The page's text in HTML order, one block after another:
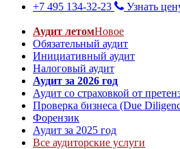
+7 495 134-32-23
Узнать
Аудит летомНовое
Обязательный аудит
Инициативный аудит
Налоговый аудит
Аудит за 2026 год
Аудит со страховкой от
Проверка бизнеса (Due
Форензик
Аудит за 2025 год
Все аудиторские услуги